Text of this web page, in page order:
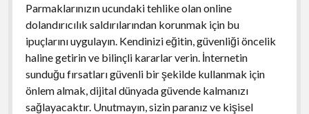
Parmaklarınızın ucundaki tehlike olan online
dolandırıcılık saldırılarından korunmak için bu
ipuçlarını uygulayın. Kendinizi eğitin, güvenliği öncelik
haline getirin ve bilinçli kararlar verin. İnternetin
sunduğu fırsatları güvenli bir şekilde kullanmak için
önlem almak, dijital dünyada güvende kalmanızı
sağlayacaktır. Unutmayın, sizin paranız ve kişisel